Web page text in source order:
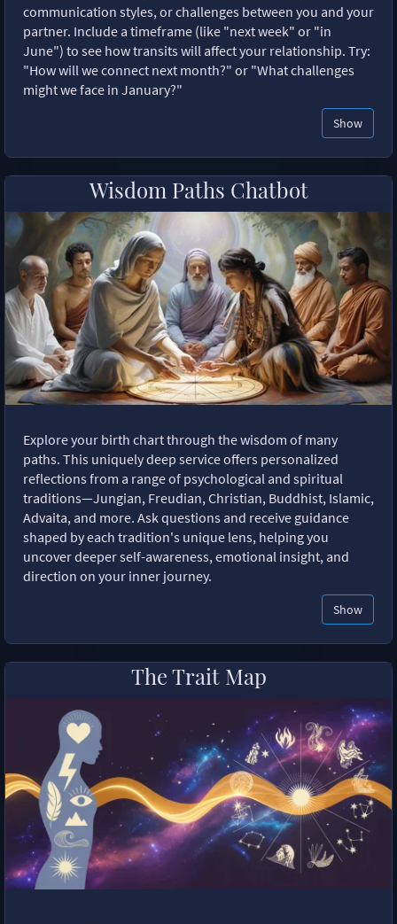
communication styles, or challenges between you and your
partner. Include a timeframe (like "next week" or "in
June") to see how transits will affect your relationship. Try:
"How will we connect next month?" or "What challenges
might we face in January?"
Show
Wisdom Paths Chatbot
Explore your birth chart through the wisdom of many
paths. This uniquely deep service offers personalized
reflections from a range of psychological and spiritual
traditions—Jungian, Freudian, Christian, Buddhist, Islamic,
Advaita, and more. Ask questions and receive guidance
shaped by each tradition's unique lens, helping you
uncover deeper self-awareness, emotional insight, and
direction on your inner journey.
Show
The Trait Map